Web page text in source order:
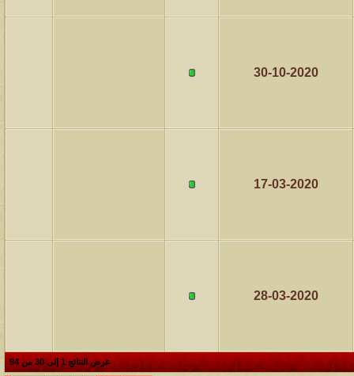
30-10-2020
17-03-2020
28-03-2020
عرض النتائج 1 إلى 30 من 94